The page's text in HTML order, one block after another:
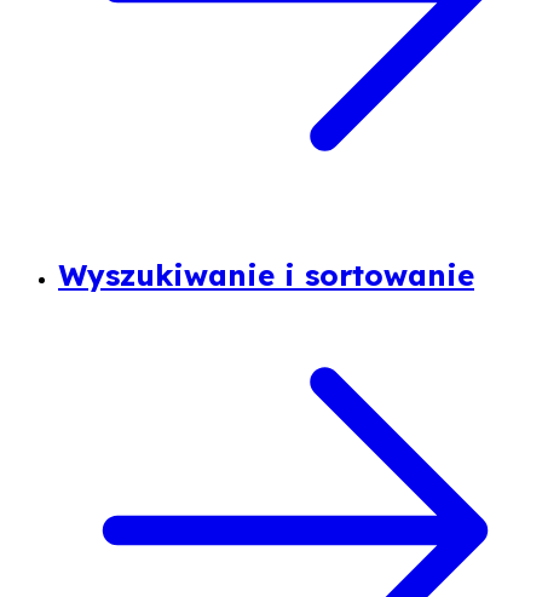
Wyszukiwanie i sortowanie